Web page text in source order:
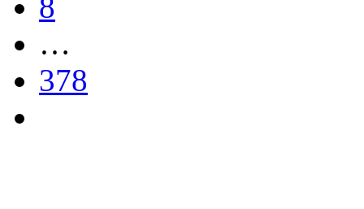
…
378